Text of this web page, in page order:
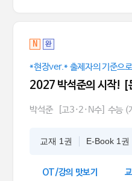
N 완
*현장ver.* 출제자의 기준으
2027 박석준의 시작!
박석준 [고3·2·N수] 수능 (
교재 1권 E-Book 1권
OT/강의 맛보기